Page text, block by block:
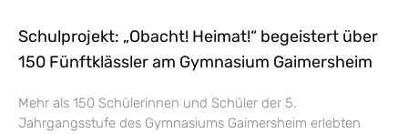
Schulprojekt: „Obacht! Heimat!“ begeistert über
150 Fünftklässler am Gymnasium Gaimersheim
Mehr als 150 Schülerinnen und Schüler der 5.
Jahrgangsstufe des Gymnasiums Gaimersheim erlebten